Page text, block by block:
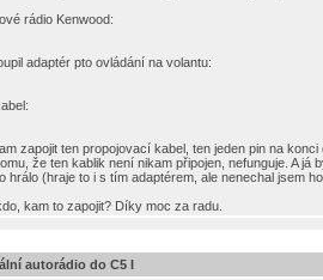
rádio Kenwood:
adaptér pto ovládání na volantu:
zapojit ten propojovací kabel, ten jeden pin na
že ten kablik není nikam připojen, nefunguje. A
hrálo (hraje to i s tím adaptérem, ale nenechal jsem
kam to zapojit? Díky moc za radu.
autorádio do C5 I